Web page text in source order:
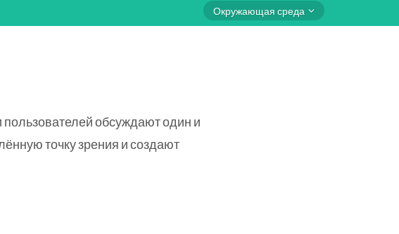
Окружающая среда
пользователей обсуждают один и
точку зрения и создают